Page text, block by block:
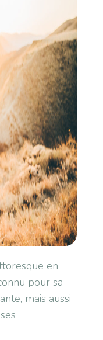
en
pour sa
mais aussi